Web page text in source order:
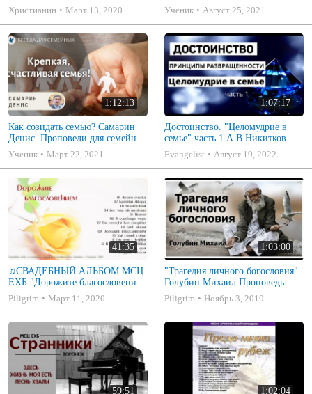
Христианин
Март 13, 2020
Ученик
Август 25, 2021
1:12:13
Как созидать семью? Самарин
Денис. Проповеди для семейных
МСЦ ЕХБ
Ученик Март 22, 2021
1:07:17
Достоинство. "Целомудрие в
семье" часть 1 А.В.Никитков
Беседа для семейных МСЦ ЕХБ
Evangelist Август 19, 2022
41:35
♫СВАДЕБНЫЙ АЛЬБОМ МСЦ
ЕХБ "Дорожите благословением
- Христианские песни.
Музыкальный диск. Псалмы
Piligrim Март 11, 2020
1:03:00
"Трагедия личного богословия"
Голубин Михаил Проповедь
2019
Piligrim Ноябрь 3, 2019
59:51 1:02:04